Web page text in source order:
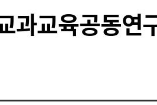
과교육공동연